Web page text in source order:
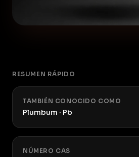
RESUMEN RÁPIDO
TAMBIÉN CONOCIDO COMO
Plumbum · Pb
NÚMERO CAS